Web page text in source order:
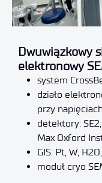
Dwuwiązkowy
elektronowy
system
działo
przy
detektory: SE2,
Max Oxford
GIS: Pt, W,
moduł cryo